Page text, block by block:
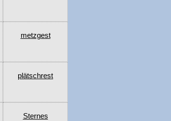
metzgest
plätschrest
Sternes